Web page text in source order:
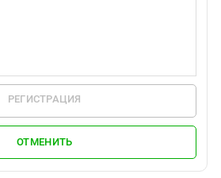
РЕГИСТРАЦИЯ
ОТМЕНИТЬ